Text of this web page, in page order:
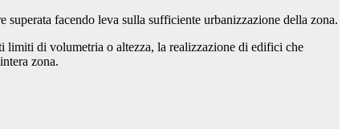
facendo leva sulla sufficiente urbanizzazione della zona.
limiti di volumetria o altezza, la realizzazione di edifici che
zona.